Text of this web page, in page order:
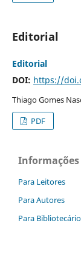
Editorial
Editorial
DOI: https://
Thiago Gomes
PDF
Informações
Para Leitores
Para Autores
Para